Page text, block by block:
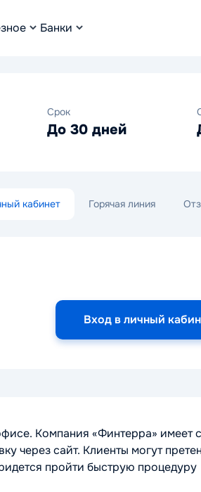
Банки
Срок
До 30 дней
кабинет Горячая линия
Вход в личный
Компания «Финтерра» имеет
через сайт. Клиенты могут
пройти быструю процедуру